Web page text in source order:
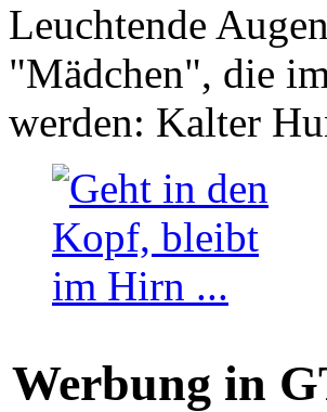
Leuchtende
"Mädchen", die
werden: Kalter
Werbung in